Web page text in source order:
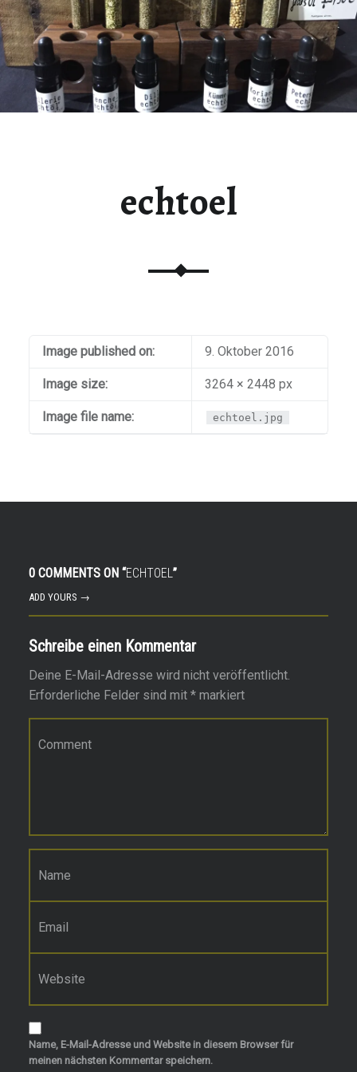
echtoel
Image published on: 9. Oktober 2016
Image size: 3264 × 2448 px
Image file name: echtoel.jpg
0 COMMENTS ON “ECHTOEL ”
ADD YOURS →
Schreibe einen Kommentar
Deine E-Mail-Adresse wird nicht veröffentlicht.
Erforderliche Felder sind mit *markiert
Name
*
Website
Name, E-Mail-Adresse und Website in diesem Browser für
meinen nächsten Kommentar speichern.